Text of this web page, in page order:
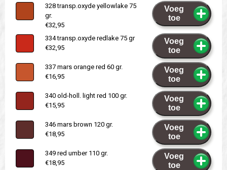
328 transp.oxyde yellowlake 75
gr.
€32,95
Voeg
toe
334 transp.oxyde redlake 75 gr
€32,95
Voeg
toe
337 mars orange red 60 gr.
€16,95
Voeg
toe
340 old-holl. light red 100 gr.
€15,95
Voeg
toe
346 mars brown 120 gr.
€18,95
Voeg
toe
349 red umber 110 gr.
€18,95
Voeg
toe